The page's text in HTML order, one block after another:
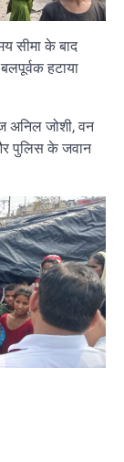
सीमा के बाद
हटाया
अनिल जोशी, वन
पुलिस के जवान